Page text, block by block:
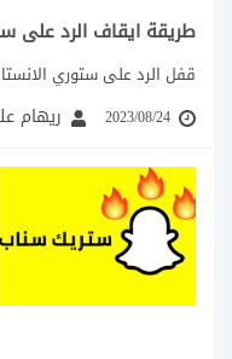
طريقة ايقاف الرد على
2023/08/24 ريهام